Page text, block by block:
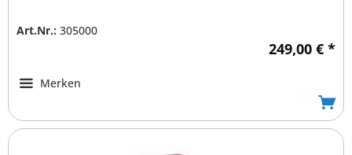
Art.Nr.: 305000
249,00 € *
Merken